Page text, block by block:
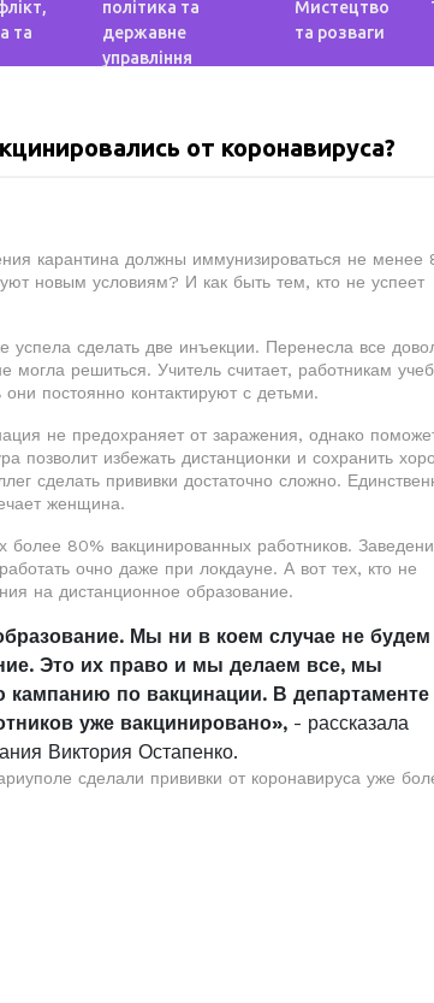
та
політика та
державне
управління
Мистецтво
та розваги
от коронавируса?
карантина должны иммунизироваться не менее
новым условиям? И как быть тем, кто не успеет
успела сделать две инъекции. Перенесла все
могла решиться. Учитель считает, работникам
постоянно контактируют с детьми.
не предохраняет от заражения, однако
позволит избежать дистанционки и сохранить
сделать прививки достаточно сложно.
женщина.
более 80% вакцинированных работников.
очно даже при локдауне. А вот тех, кто не
на дистанционное образование.
Мы ни в коем случае не
Это их право и мы делаем все, мы
по вакцинации. В департаменте
уже вакцинировано», - рассказала
Виктория Остапенко.
сделали прививки от коронавируса уже